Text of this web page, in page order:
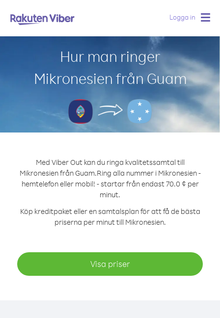
Logga in
Hur man ringer
Mikronesien från Guam
Med Viber Out kan du ringa kvalitetssamtal till
Mikronesien från Guam.Ring alla nummer i Mikronesien -
hemtelefon eller mobil! - startar från endast 70.0 ¢ per
minut.
Köp kreditpaket eller en samtalsplan för att få de bästa
priserna per minut till Mikronesien.
Visa priser